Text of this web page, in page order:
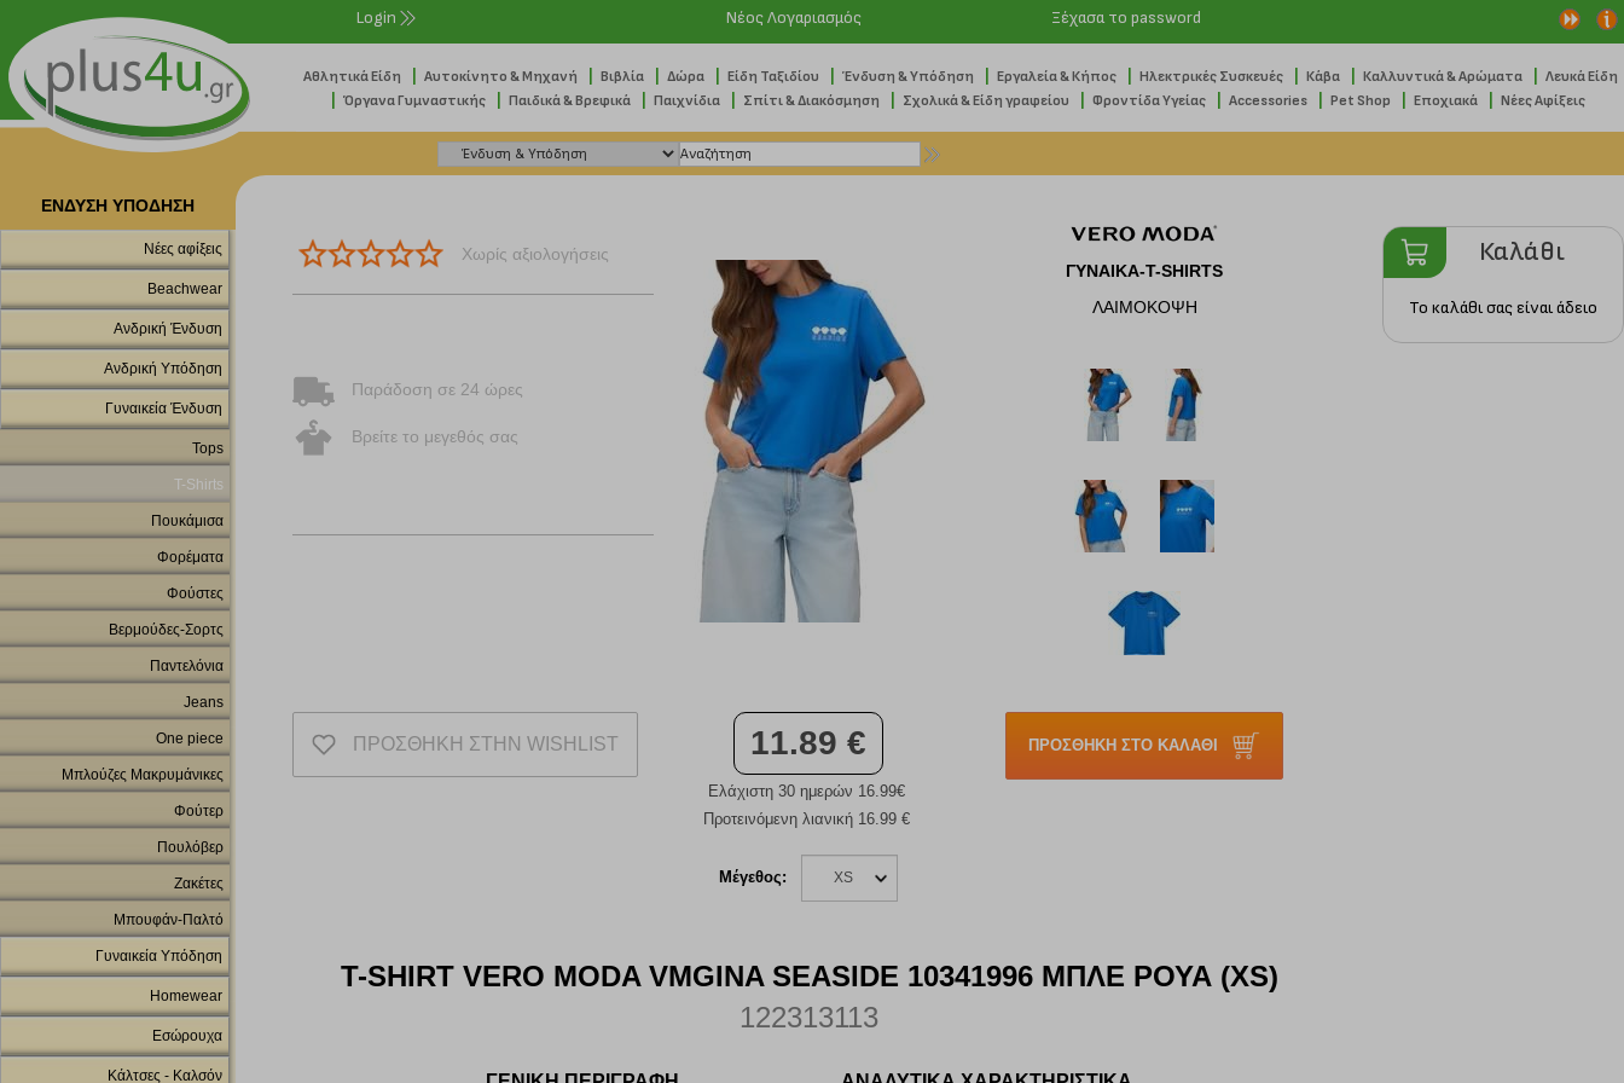
Login Νέος Λογαριασμός Ξέχασα το password
Αθλητικά Είδη Αυτοκίνητο & Μηχανή Βιβλία Δώρα Είδη Ταξιδίου Ένδυση & Υπόδηση Εργαλεία & Κήπος Ηλεκτρικές Συσκευές Κάβα Καλλυντικά & Αρώματα Λευκά Είδη
Όργανα Γυμναστικής Παιδικά & Βρεφικά Παιχνίδια Σπίτι & Διακόσμηση Σχολικά & Είδη γραφείου Φροντίδα Υγείας Accessories Pet Shop Εποχιακά Νέες Αφίξεις
ΕΝΔΥΣΗ ΥΠΟΔΗΣΗ
Νέες αφίξεις
Beachwear
Ανδρική Ένδυση
Ανδρική Υπόδηση
Γυναικεία Ένδυση
Tops
T-Shirts
Πουκάμισα
Φορέματα
Φούστες
Βερμούδες-Σορτς
Παντελόνια
Jeans
One piece
Μπλούζες Μακρυμάνικες
Φούτερ
Πουλόβερ
Ζακέτες
Μπουφάν-Παλτό
Γυναικεία Υπόδηση
Homewear
Εσώρουχα
Κάλτσες - Καλσόν
Χωρίς αξιολογήσεις
Παράδοση σε 24 ώρες
Βρείτε το μεγεθός σας
ΓΥΝΑΙΚΑ-T-SHIRTS
ΛΑΙΜΟΚΟΨΗ
ΠΡΟΣΘΗΚΗ ΣΤΗΝ WISHLIST 11.89 €
Ελάχιστη 30 ημερών 16.99€
Προτεινόμενη λιανική 16.99 €
Μέγεθος: XS
ΠΡΟΣΘΗΚΗ ΣΤΟ ΚΑΛΑΘΙ
T-SHIRT VERO MODA VMGINA SEASIDE 10341996 ΜΠΛΕ ΡΟΥΑ (XS)
122313113
Καλάθι
Το καλάθι σας είναι άδειο